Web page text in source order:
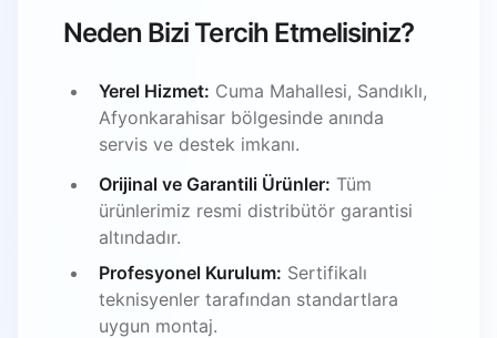
Neden Bizi Tercih Etmelisiniz?
Yerel Hizmet: Cuma Mahallesi, Sandıklı,
Afyonkarahisar bölgesinde anında
servis ve destek imkanı.
Orijinal ve Garantili Ürünler: Tüm
ürünlerimiz resmi distribütör garantisi
altındadır.
Profesyonel Kurulum: Sertifikalı
teknisyenler tarafından standartlara
uygun montaj.